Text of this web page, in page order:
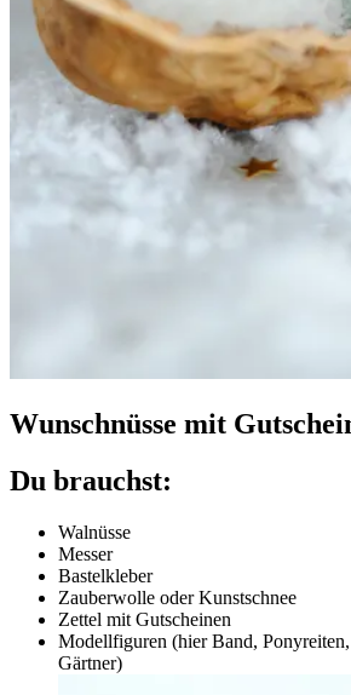
Wunschnüsse mit
Du brauchst:
Walnüsse
Messer
Bastelkleber
Zauberwolle oder Kunstschnee
Zettel mit Gutscheinen
Modellfiguren (hier Band,
Gärtner)